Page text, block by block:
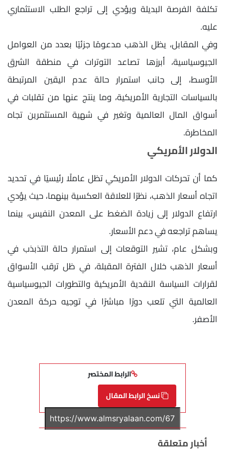
تكلفة الفرصة البديلة ويؤدي إلى تراجع الطلب الاستثماري
عليه.
وفي المقابل، يظل الذهب مدعومًا جزئيًا بعدد من العوامل
الجيوسياسية، أبرزها تصاعد التوترات في منطقة الشرق
الأوسط، إلى جانب استمرار حالة عدم اليقين المرتبطة
بالسياسات التجارية الأمريكية، وما ينتج عنها من تقلبات في
أسواق المال العالمية وتغير في شهية المستثمرين تجاه
المخاطرة.
الدولار الأمريكي
كما أن تحركات الدولار الأمريكي تظل عاملًا رئيسيًا في تحديد
اتجاه أسعار الذهب، نظرًا للعلاقة العكسية بينهما، حيث يؤدي
ارتفاع الدولار إلى زيادة الضغط على المعدن النفيس، بينما
يساهم تراجعه في دعم الأسعار.
وبشكل عام، تشير التوقعات إلى استمرار حالة التذبذب في
أسعار الذهب خلال الفترة المقبلة، في ظل ترقب الأسواق
لقرارات السياسة النقدية الأمريكية والتطورات الجيوسياسية
العالمية التي تلعب دورًا مباشرًا في توجيه حركة المعدن
الأصفر.
الرابط المختصر
نسخ الرابط المقال
أخبار متعلقة